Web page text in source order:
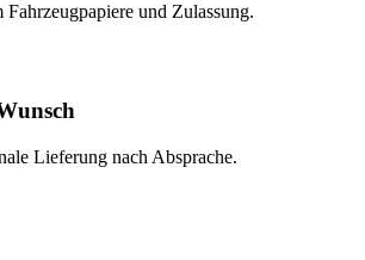
und Zulassung.
Lieferung nach Absprache.